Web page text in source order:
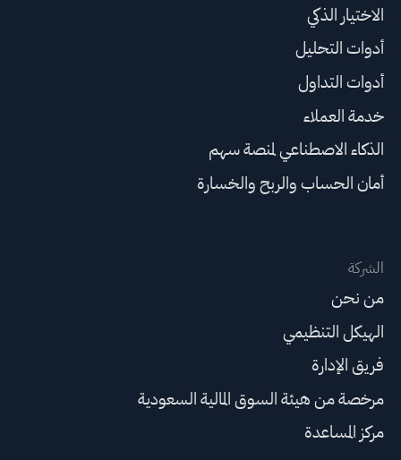
الاختيار الذكي
أدوات التحليل
أدوات التداول
خدمة العملاء
الذكاء الاصطناعي لمنصة سهم
أمان الحساب والربح والخسارة
الشركة
من نحن
الهيكل التنظيمي
فريق الإدارة
مرخصة من هيئة السوق المالية السعودية
مركز المساعدة